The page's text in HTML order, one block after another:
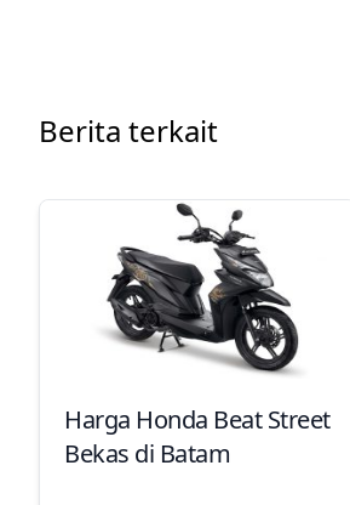
Berita terkait
Harga Honda Beat Street
Bekas di Batam